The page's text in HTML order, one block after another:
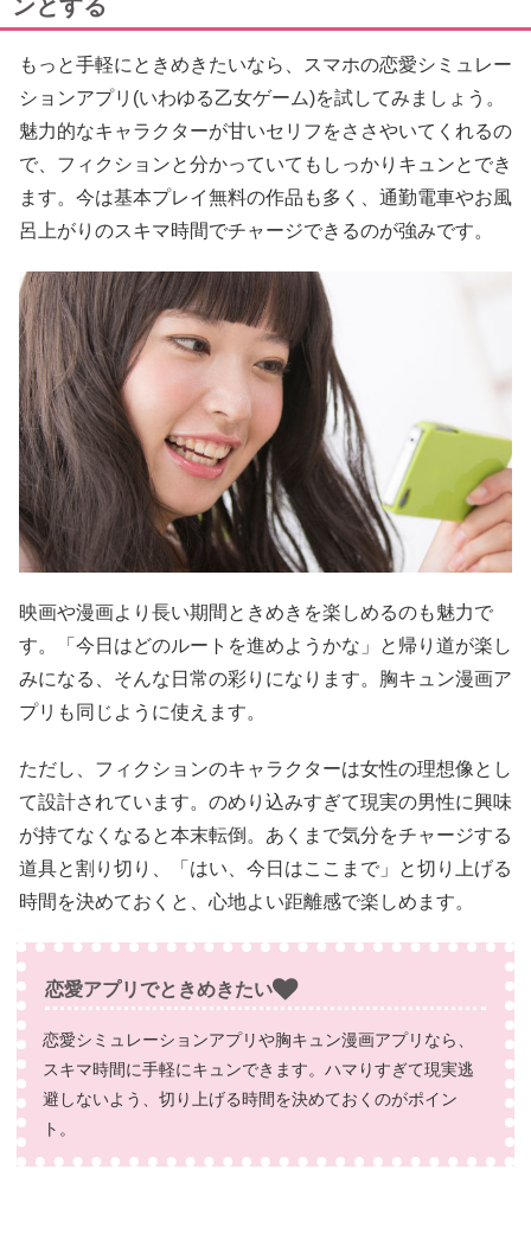
ンとする
もっと手軽にときめきたいなら、スマホの恋愛シミュレー
ションアプリ(いわゆる乙女ゲーム)を試してみましょう。
魅力的なキャラクターが甘いセリフをささやいてくれるの
で、フィクションと分かっていてもしっかりキュンとでき
ます。今は基本プレイ無料の作品も多く、通勤電車やお風
呂上がりのスキマ時間でチャージできるのが強みです。
映画や漫画より長い期間ときめきを楽しめるのも魅力で
す。「今日はどのルートを進めようかな」と帰り道が楽し
みになる、そんな日常の彩りになります。胸キュン漫画ア
プリも同じように使えます。
ただし、フィクションのキャラクターは女性の理想像とし
て設計されています。のめり込みすぎて現実の男性に興味
が持てなくなると本末転倒。あくまで気分をチャージする
道具と割り切り、「はい、今日はここまで」と切り上げる
時間を決めておくと、心地よい距離感で楽しめます。
恋愛アプリでときめきたい
恋愛シミュレーションアプリや胸キュン漫画アプリなら、
スキマ時間に手軽にキュンできます。ハマりすぎて現実逃
避しないよう、切り上げる時間を決めておくのがポイン
ト。